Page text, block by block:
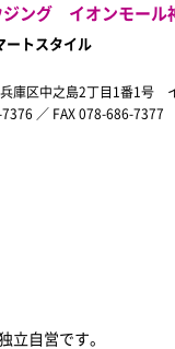
ジング イオンモール
ートスタイル
庫区中之島2丁目1番1号
／ FAX 078-686-7377
立自営です。